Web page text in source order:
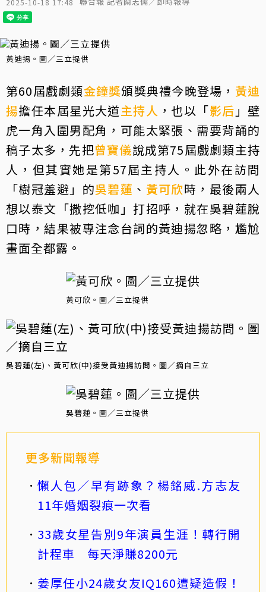
黃迪揚。圖／三立提供
第60屆戲劇類金鐘獎頒獎典禮今晚登場， 黃迪
揚擔任本屆星光大道主持人 ，也以「影后 」壁
虎一角入圍男配角，可能太緊張、需要背誦的
稿子太多，先把曾寶儀說成第75屆戲劇類主持
人，但其實她是第57屆主持人。此外在訪問
「樹冠羞避」的吳碧蓮 、 黃可欣時，最後兩人
想以泰文「撒挖低咖」打招呼，就在吳碧蓮脫
口時，結果被專注念台詞的黃迪揚忽略，尷尬
畫面全都露。
黃可欣。圖／三立提供
吳碧蓮(左)、黃可欣(中)接受黃迪揚訪問。圖／摘自三立
吳碧蓮。圖／三立提供
更多新聞報導
懶人包／早有跡象？楊銘威.方志友
11年婚姻裂痕一次看
33歲女星告別9年演員生涯！轉行開
計程車 每天淨賺8200元
姜厚任小24歲女友IQ160遭疑造假！